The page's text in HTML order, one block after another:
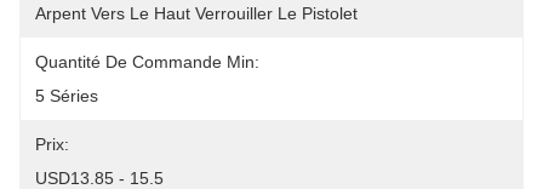
Arpent Vers Le Haut Verrouiller Le Pistolet
Quantité De Commande Min:
5 Séries
Prix:
USD13.85 - 15.5